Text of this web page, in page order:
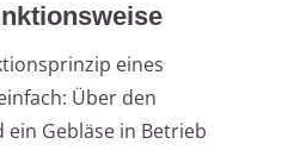
eines
Über den
Gebläse in Betrieb